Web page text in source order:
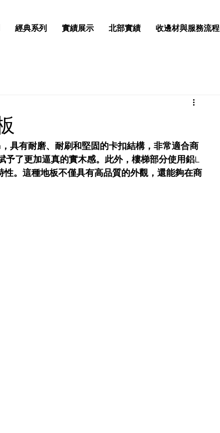
經典系列 實績展示 北部實績 收邊材與服務流程
具有耐磨、耐刷和堅固的卡扣結構，非常適合商
予了更加逼真的實木感。此外，樓梯部分使用鋁L
。這種地板不僅具有高品質的外觀，還能夠在商